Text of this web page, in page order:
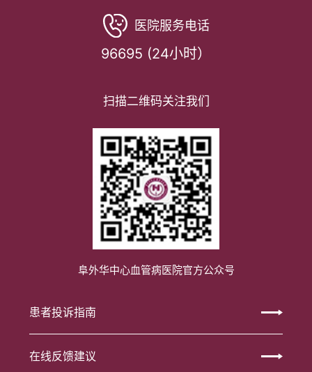
医院服务电话
96695 (24小时）
扫描二维码关注我们
阜外华中心血管病医院官方公众号
患者投诉指南
在线反馈建议